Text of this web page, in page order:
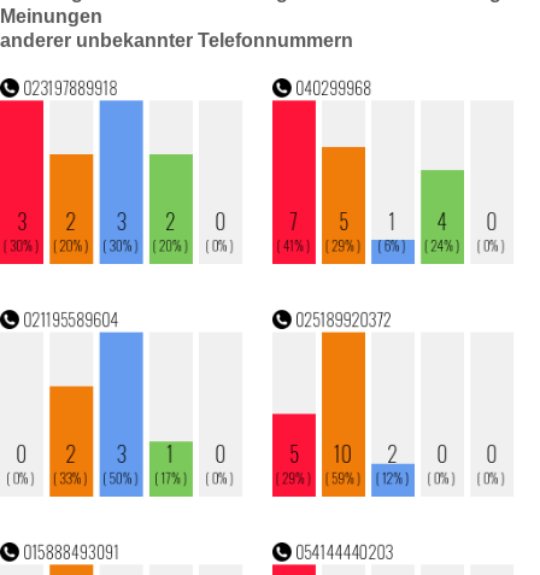
Meinungen
anderer unbekannter Telefonnummern